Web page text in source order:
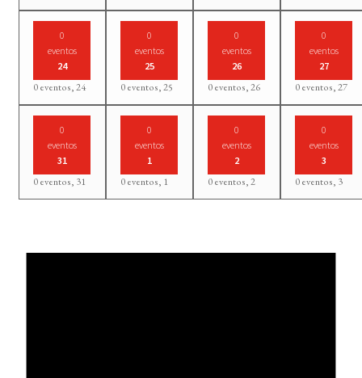
0
eventos
24
0 eventos,24
0
eventos
25
0 eventos,25
0
eventos
26
0 eventos,26
0
eventos
27
0 eventos,27
0
eventos
31
0 eventos, 31
0
eventos
1
0 eventos, 1
0
eventos
2
0 eventos,2
0
eventos
3
0 eventos, 3